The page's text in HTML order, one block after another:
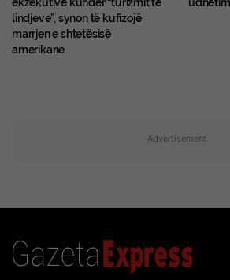
ekzekutivë kundër “turizmit të
lindjeve”, synon të kufizojë
marrjen e shtetësisë
amerikane
Advertisement